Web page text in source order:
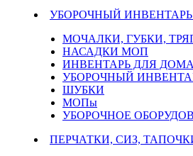
УБОРОЧНЫЙ
МОЧАЛКИ, ГУБКИ,
НАСАДКИ МОП
ИНВЕНТАРЬ ДЛЯ ДОМА
УБОРОЧНЫЙ
ШУБКИ
МОПы
УБОРОЧНОЕ
ПЕРЧАТКИ, СИЗ,